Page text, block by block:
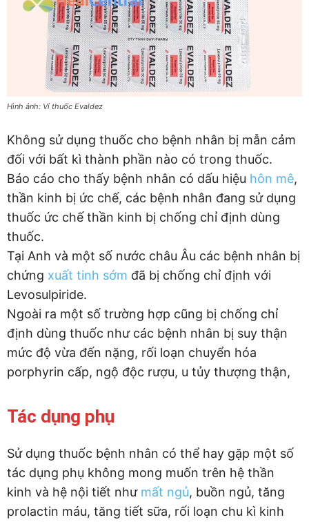
Hình ảnh: Vỉ thuốc Evaldez
Không sử dụng thuốc cho bệnh nhân bị mẫn cảm
đối với bất kì thành phần nào có trong thuốc.
Báo cáo cho thấy bệnh nhân có dấu hiệu hôn mê,
thần kinh bị ức chế, các bệnh nhân đang sử dụng
thuốc ức chế thần kinh bị chống chỉ định dùng
thuốc.
Tại Anh và một số nước châu Âu các bệnh nhân bị
chứng xuất tinh sớm đã bị chống chỉ định với
Levosulpiride.
Ngoài ra một số trường hợp cũng bị chống chỉ
định dùng thuốc như các bệnh nhân bị suy thận
mức độ vừa đến nặng, rối loạn chuyển hóa
porphyrin cấp, ngộ độc rượu, u tủy thượng thận,
Tác dụng phụ
Sử dụng thuốc bệnh nhân có thể hay gặp một số
tác dụng phụ không mong muốn trên hệ thần
kinh và hệ nội tiết như mất ngủ, buồn ngủ, tăng
prolactin máu, tăng tiết sữa, rối loạn chu kì kinh